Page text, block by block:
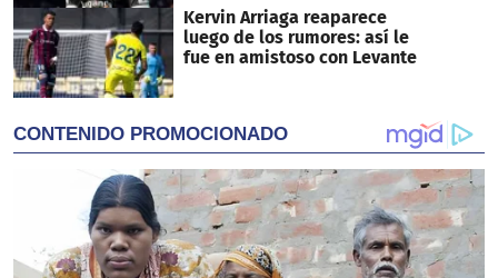
Kervin Arriaga reaparece
luego de los rumores: así le
fue en amistoso con Levante